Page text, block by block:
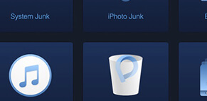
Je bent bijna
Abonneer u op onze
en nieuws over